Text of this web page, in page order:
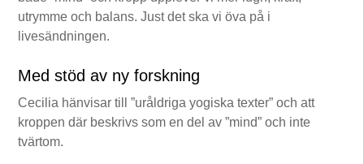
utrymme och balans. Just det ska vi öva på i
livesändningen.
Med stöd av ny forskning
Cecilia hänvisar till ”uråldriga yogiska texter” och att
kroppen där beskrivs som en del av ”mind” och inte
tvärtom.